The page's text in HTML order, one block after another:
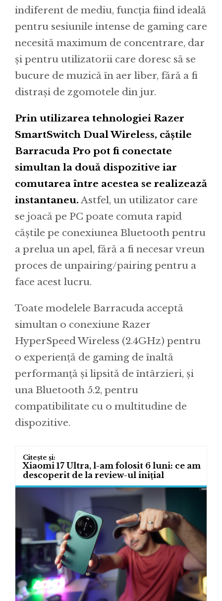
indiferent de mediu, funcția fiind ideală
pentru sesiunile intense de gaming care
necesită maximum de concentrare, dar
și pentru utilizatorii care doresc să se
bucure de muzică în aer liber, fără a fi
distrași de zgomotele din jur.
Prin utilizarea tehnologiei Razer
SmartSwitch Dual Wireless, căștile
Barracuda Pro pot fi conectate
simultan la două dispozitive iar
comutarea între acestea se realizează
instantaneu. Astfel, un utilizator care
se joacă pe PC poate comuta rapid
căștile pe conexiunea Bluetooth pentru
a prelua un apel, fără a fi necesar vreun
proces de unpairing/pairing pentru a
face acest lucru.
Toate modelele Barracuda acceptă
simultan o conexiune Razer
HyperSpeed Wireless (2.4GHz) pentru
o experiență de gaming de înaltă
performanță și lipsită de întârzieri, și
una Bluetooth 5.2, pentru
compatibilitate cu o multitudine de
dispozitive.
Xiaomi 17 Ultra, l-am folosit 6 luni: ce am
descoperit de la review-ul inițial